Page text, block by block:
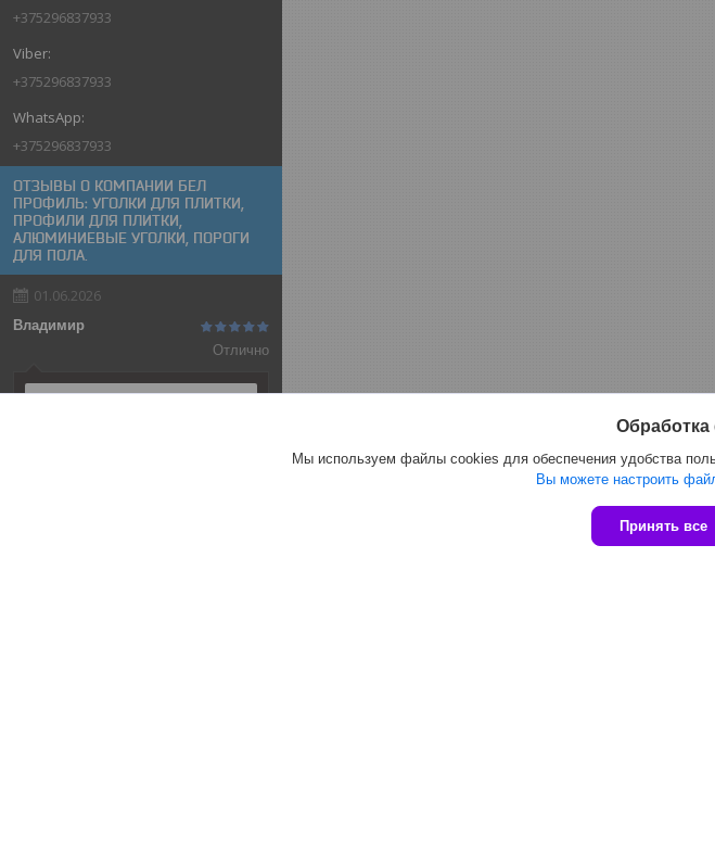
+375296837933
+375296837933
+375296837933
ОТЗЫВЫ О КОМПАНИИ БЕЛ
ПРОФИЛЬ: УГОЛКИ ДЛЯ ПЛИТКИ,
ПРОФИЛИ ДЛЯ ПЛИТКИ,
АЛЮМИНИЕВЫЕ УГОЛКИ, ПОРОГИ
ДЛЯ ПОЛА.
01.06.2026
Владимир
Отлично
Мы используем файлы cookies для обеспечения удобства
Вы можете настроить
Принять все